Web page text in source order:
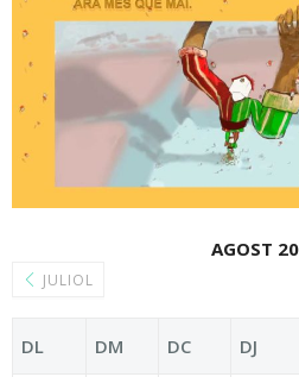
JULIOL
AGOST
DL DM DC DJ